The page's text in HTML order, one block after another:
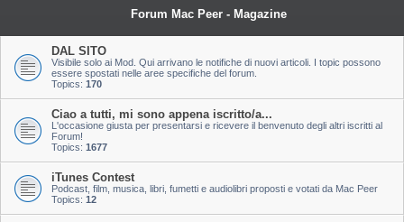
Forum Mac Peer - Magazine
DAL SITO
Visibile solo ai Mod. Qui arrivano le notifiche di nuovi articoli. I topic possono
essere spostati nelle aree specifiche del forum.
Topics: 170
Ciao a tutti, mi sono appena iscritto/a...
L'occasione giusta per presentarsi e ricevere il benvenuto degli altri iscritti al
Forum!
Topics: 1677
iTunes Contest
Podcast, film, musica, libri, fumetti e audiolibri proposti e votati da Mac Peer
Topics: 12